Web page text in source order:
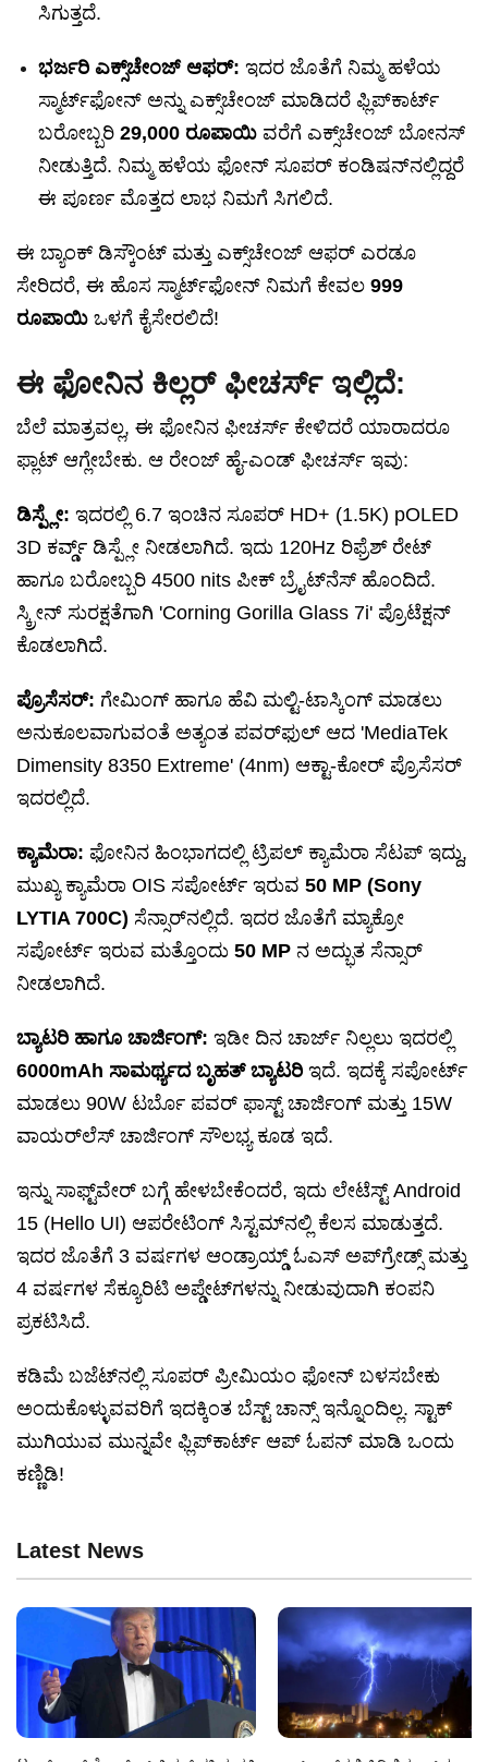
ಸಿಗುತ್ತದೆ.
ಭರ್ಜರಿ ಎಕ್ಸ್‌ಚೇಂಜ್ ಆಫರ್: ಇದರ ಜೊತೆಗೆ ನಿಮ್ಮ ಹಳೆಯ
ಸ್ಮಾರ್ಟ್‌ಫೋನ್ ಅನ್ನು ಎಕ್ಸ್‌ಚೇಂಜ್ ಮಾಡಿದರೆ ಫ್ಲಿಪ್‌ಕಾರ್ಟ್
ಬರೋಬ್ಬರಿ 29,000 ರೂಪಾಯಿ ವರೆಗೆ ಎಕ್ಸ್‌ಚೇಂಜ್ ಬೋನಸ್
ನೀಡುತ್ತಿದೆ. ನಿಮ್ಮ ಹಳೆಯ ಫೋನ್ ಸೂಪರ್ ಕಂಡಿಷನ್‌ನಲ್ಲಿದ್ದರೆ
ಈ ಪೂರ್ಣ ಮೊತ್ತದ ಲಾಭ ನಿಮಗೆ ಸಿಗಲಿದೆ.
ಈ ಬ್ಯಾಂಕ್ ಡಿಸ್ಕೌಂಟ್ ಮತ್ತು ಎಕ್ಸ್‌ಚೇಂಜ್ ಆಫರ್ ಎರಡೂ
ಸೇರಿದರೆ, ಈ ಹೊಸ ಸ್ಮಾರ್ಟ್‌ಫೋನ್ ನಿಮಗೆ ಕೇವಲ 999
ರೂಪಾಯಿ ಒಳಗೆ ಕೈಸೇರಲಿದೆ!
ಈ ಫೋನಿನ ಕಿಲ್ಲರ್ ಫೀಚರ್ಸ್ ಇಲ್ಲಿದೆ:
ಬೆಲೆ ಮಾತ್ರವಲ್ಲ, ಈ ಫೋನಿನ ಫೀಚರ್ಸ್ ಕೇಳಿದರೆ ಯಾರಾದರೂ
ಫ್ಲಾಟ್ ಆಗ್ಲೇಬೇಕು. ಆ ರೇಂಜ್ ಹೈ-ಎಂಡ್ ಫೀಚರ್ಸ್ ಇವು:
ಡಿಸ್ಪ್ಲೇ: ಇದರಲ್ಲಿ 6.7 ಇಂಚಿನ ಸೂಪರ್ HD+ (1.5K) pOLED
3D ಕರ್ವ್ಡ್ ಡಿಸ್ಪ್ಲೇ ನೀಡಲಾಗಿದೆ. ಇದು 120Hz ರಿಫ್ರೆಶ್ ರೇಟ್
ಹಾಗೂ ಬರೋಬ್ಬರಿ 4500 nits ಪೀಕ್ ಬ್ರೈಟ್‌ನೆಸ್ ಹೊಂದಿದೆ.
ಸ್ಕ್ರೀನ್ ಸುರಕ್ಷತೆಗಾಗಿ 'Corning Gorilla Glass 7i' ಪ್ರೊಟೆಕ್ಷನ್
ಕೊಡಲಾಗಿದೆ.
ಪ್ರೊಸೆಸರ್: ಗೇಮಿಂಗ್ ಹಾಗೂ ಹೆವಿ ಮಲ್ಟಿ-ಟಾಸ್ಕಿಂಗ್ ಮಾಡಲು
ಅನುಕೂಲವಾಗುವಂತೆ ಅತ್ಯಂತ ಪವರ್‌ಫುಲ್ ಆದ 'MediaTek
Dimensity 8350 Extreme' (4nm) ಆಕ್ಟಾ-ಕೋರ್ ಪ್ರೊಸೆಸರ್
ಇದರಲ್ಲಿದೆ.
ಕ್ಯಾಮೆರಾ: ಫೋನಿನ ಹಿಂಭಾಗದಲ್ಲಿ ಟ್ರಿಪಲ್ ಕ್ಯಾಮೆರಾ ಸೆಟಪ್ ಇದ್ದು,
ಮುಖ್ಯ ಕ್ಯಾಮೆರಾ OIS ಸಪೋರ್ಟ್ ಇರುವ 50 MP (Sony
LYTIA 700C) ಸೆನ್ಸಾರ್‌ನಲ್ಲಿದೆ. ಇದರ ಜೊತೆಗೆ ಮ್ಯಾಕ್ರೋ
ಸಪೋರ್ಟ್ ಇರುವ ಮತ್ತೊಂದು 50 MP ನ ಅದ್ಭುತ ಸೆನ್ಸಾರ್
ನೀಡಲಾಗಿದೆ.
ಬ್ಯಾಟರಿ ಹಾಗೂ ಚಾರ್ಜಿಂಗ್: ಇಡೀ ದಿನ ಚಾರ್ಜ್ ನಿಲ್ಲಲು ಇದರಲ್ಲಿ
6000mAh ಸಾಮರ್ಥ್ಯದ ಬೃಹತ್ ಬ್ಯಾಟರಿ ಇದೆ. ಇದಕ್ಕೆ ಸಪೋರ್ಟ್
ಮಾಡಲು 90W ಟರ್ಬೊ ಪವರ್ ಫಾಸ್ಟ್ ಚಾರ್ಜಿಂಗ್ ಮತ್ತು 15W
ವಾಯರ್‌ಲೆಸ್ ಚಾರ್ಜಿಂಗ್ ಸೌಲಭ್ಯ ಕೂಡ ಇದೆ.
ಇನ್ನು ಸಾಫ್ಟ್‌ವೇರ್ ಬಗ್ಗೆ ಹೇಳಬೇಕೆಂದರೆ, ಇದು ಲೇಟೆಸ್ಟ್ Android
15 (Hello UI) ಆಪರೇಟಿಂಗ್ ಸಿಸ್ಟಮ್‌ನಲ್ಲಿ ಕೆಲಸ ಮಾಡುತ್ತದೆ.
ಇದರ ಜೊತೆಗೆ 3 ವರ್ಷಗಳ ಆಂಡ್ರಾಯ್ಡ್ ಓಎಸ್ ಅಪ್‌ಗ್ರೇಡ್ಸ್ ಮತ್ತು
4 ವರ್ಷಗಳ ಸೆಕ್ಯೂರಿಟಿ ಅಪ್ಡೇಟ್‌ಗಳನ್ನು ನೀಡುವುದಾಗಿ ಕಂಪನಿ
ಪ್ರಕಟಿಸಿದೆ.
ಕಡಿಮೆ ಬಜೆಟ್‌ನಲ್ಲಿ ಸೂಪರ್ ಪ್ರೀಮಿಯಂ ಫೋನ್ ಬಳಸಬೇಕು
ಅಂದುಕೊಳ್ಳುವವರಿಗೆ ಇದಕ್ಕಿಂತ ಬೆಸ್ಟ್ ಚಾನ್ಸ್ ಇನ್ನೊಂದಿಲ್ಲ. ಸ್ಟಾಕ್
ಮುಗಿಯುವ ಮುನ್ನವೇ ಫ್ಲಿಪ್‌ಕಾರ್ಟ್ ಆಪ್ ಓಪನ್ ಮಾಡಿ ಒಂದು
ಕಣ್ಣಿಡಿ!
Latest News